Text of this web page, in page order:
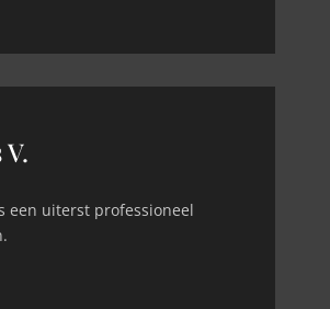
een uiterst professioneel